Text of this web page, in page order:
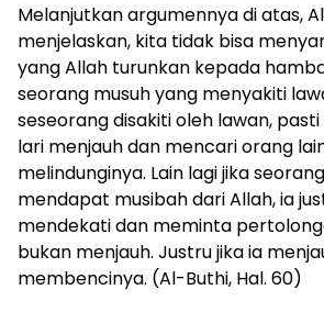
Melanjutkan argumennya di atas,
menjelaskan, kita tidak bisa
yang Allah turunkan kepada
seorang musuh yang menyakiti
seseorang disakiti oleh lawan,
lari menjauh dan mencari orang
melindunginya. Lain lagi jika
mendapat musibah dari Allah, ia
mendekati dan meminta
bukan menjauh. Justru jika ia
membencinya. (Al-Buthi, Hal. 60)